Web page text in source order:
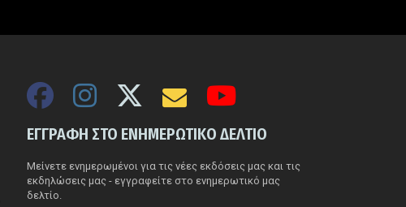
ΕΓΓΡΑΦΗ ΣΤΟ ΕΝΗΜΕΡΩΤΙΚΟ ΔΕΛΤΙΟ
Μείνετε ενημερωμένοι για τις νέες εκδόσεις μας και τις
εκδηλώσεις μας - εγγραφείτε στο ενημερωτικό μας
δελτίο.